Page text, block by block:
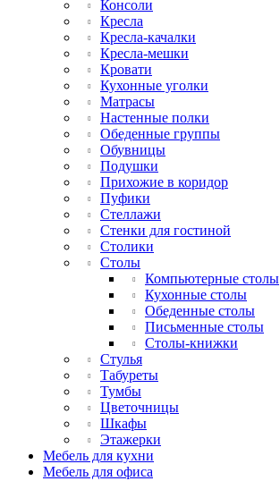
Консоли
Кресла
Кресла-качалки
Кресла-мешки
Кровати
Кухонные уголки
Матрасы
Настенные полки
Обеденные группы
Обувницы
Подушки
Прихожие в коридор
Пуфики
Стеллажи
Стенки для гостиной
Столики
Столы
Компьютерные столы
Кухонные столы
Обеденные столы
Письменные столы
Столы-книжки
Стулья
Табуреты
Тумбы
Цветочницы
Шкафы
Этажерки
Мебель для кухни
Мебель для офиса